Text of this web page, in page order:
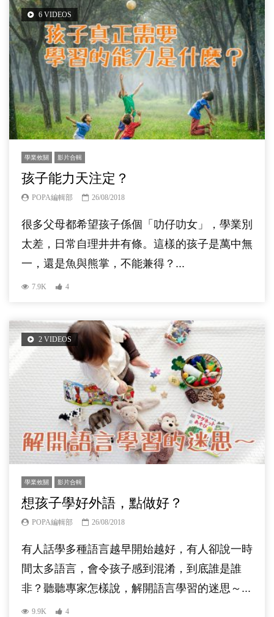
6 VIDEOS
學業攸關 影片合輯
孩子能力天注定？
POPA編輯部 26/08/2018
很多父母都希望孩子係個「叻仔叻女」，學業別
太差，日常自理井井有條。這樣的孩子是萬中無
一，還是魚與熊掌，不能兼得？...
7.9K 4
2 VIDEOS
學業攸關 影片合輯
想孩子學好外語，點做好？
POPA編輯部 26/08/2018
有人話學多種語言越早開始越好，有人卻說一時
間太多語言，會令孩子感到混淆，到底誰是誰
非？聽聽專家怎樣說，解開語言學習的迷思～...
9.9K 4